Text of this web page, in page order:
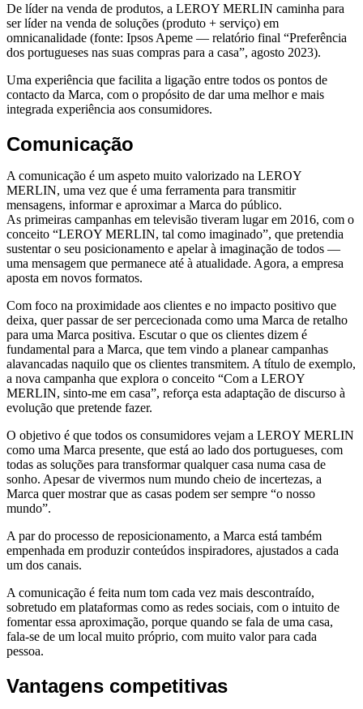
De líder na venda de produtos, a LEROY MERLIN caminha para
ser líder na venda de soluções (produto + serviço) em
omnicanalidade (fonte: Ipsos Apeme — relatório final “Preferência
dos portugueses nas suas compras para a casa”, agosto 2023).
Uma experiência que facilita a ligação entre todos os pontos de
contacto da Marca, com o propósito de dar uma melhor e mais
integrada experiência aos consumidores.
Comunicação
A comunicação é um aspeto muito valorizado na LEROY
MERLIN, uma vez que é uma ferramenta para transmitir
mensagens, informar e aproximar a Marca do público.
As primeiras campanhas em televisão tiveram lugar em 2016, com o
conceito “LEROY MERLIN, tal como imaginado”, que pretendia
sustentar o seu posicionamento e apelar à imaginação de todos —
uma mensagem que permanece até à atualidade. Agora, a empresa
aposta em novos formatos.
Com foco na proximidade aos clientes e no impacto positivo que
deixa, quer passar de ser percecionada como uma Marca de retalho
para uma Marca positiva. Escutar o que os clientes dizem é
fundamental para a Marca, que tem vindo a planear campanhas
alavancadas naquilo que os clientes transmitem. A título de exemplo,
a nova campanha que explora o conceito “Com a LEROY
MERLIN, sinto-me em casa”, reforça esta adaptação de discurso à
evolução que pretende fazer.
O objetivo é que todos os consumidores vejam a LEROY MERLIN
como uma Marca presente, que está ao lado dos portugueses, com
todas as soluções para transformar qualquer casa numa casa de
sonho. Apesar de vivermos num mundo cheio de incertezas, a
Marca quer mostrar que as casas podem ser sempre “o nosso
mundo”.
A par do processo de reposicionamento, a Marca está também
empenhada em produzir conteúdos inspiradores, ajustados a cada
um dos canais.
A comunicação é feita num tom cada vez mais descontraído,
sobretudo em plataformas como as redes sociais, com o intuito de
fomentar essa aproximação, porque quando se fala de uma casa,
fala-se de um local muito próprio, com muito valor para cada
pessoa.
Vantagens competitivas